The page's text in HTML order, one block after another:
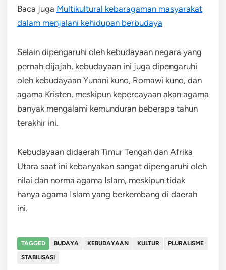
Baca juga Multikultural kebaragaman masyarakat
dalam menjalani kehidupan berbudaya
Selain dipengaruhi oleh kebudayaan negara yang
pernah dijajah, kebudayaan ini juga dipengaruhi
oleh kebudayaan Yunani kuno, Romawi kuno, dan
agama Kristen, meskipun kepercayaan akan agama
banyak mengalami kemunduran beberapa tahun
terakhir ini.
Kebudayaan didaerah Timur Tengah dan Afrika
Utara saat ini kebanyakan sangat dipengaruhi oleh
nilai dan norma agama Islam, meskipun tidak
hanya agama Islam yang berkembang di daerah
ini.
TAGGED BUDAYA KEBUDAYAAN KULTUR
PLURALISME
STABILISASI